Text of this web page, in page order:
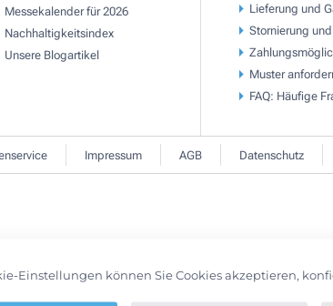
Messekalender für 2026
Nachhaltigkeitsindex
Unsere Blogartikel
Lieferung und
Stornierung
Muster
FAQ: Häufige
Impressum AGB Datenschutz
Einstellungen können Sie Cookies akzeptieren,